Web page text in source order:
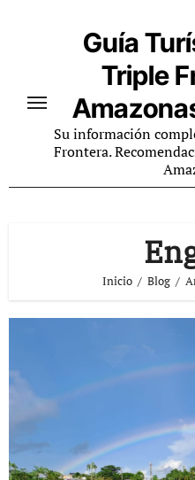
Guía
Triple
Su información
Frontera.
Inicio Blog